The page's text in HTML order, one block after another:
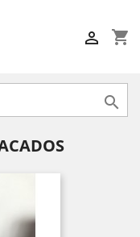
shopping_cart

